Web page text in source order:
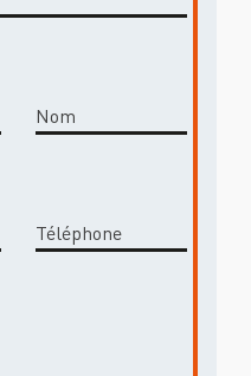
Nom
Téléphone